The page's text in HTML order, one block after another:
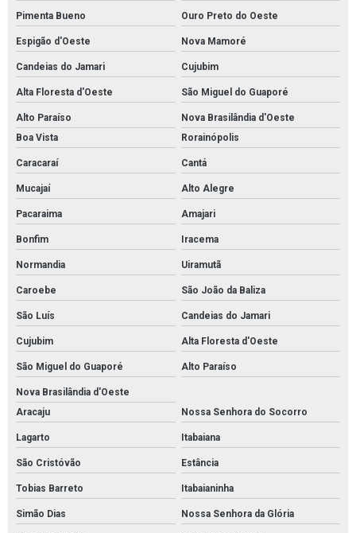
Pimenta Bueno Ouro Preto do Oeste
Espigão d'Oeste Nova Mamoré
Candeias do Jamari Cujubim
Alta Floresta d'Oeste São Miguel do Guaporé
Alto Paraíso
Nova Brasilândia d'Oeste
Boa Vista
Rorainópolis
Caracaraí Cantá
Mucajaí Alto Alegre
Pacaraima Amajari
Bonfim Iracema
Normandia Uiramutã
Caroebe São João da Baliza
São Luís Candeias do Jamari
Cujubim Alta Floresta d'Oeste
São Miguel do Guaporé Alto Paraíso
Nova Brasilândia d'Oeste
Aracaju
Nossa Senhora do Socorro
Lagarto Itabaiana
São Cristóvão Estância
Tobias Barreto Itabaianinha
Simão Dias Nossa Senhora da Glória